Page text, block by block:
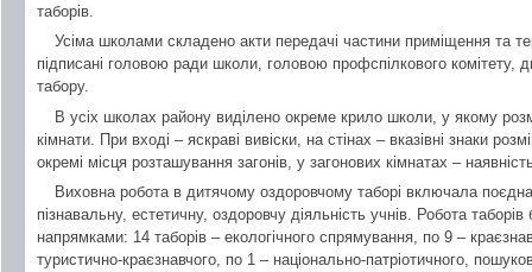
таборів.
Усіма школами складено акти передачі частини приміщення та
підписані головою ради школи, головою профспілкового комітету,
табору.
В усіх школах району виділено окреме крило школи, у якому
кімнати. При вході – яскраві вивіски, на стінах – вказівні знаки
окремі місця розташування загонів, у загонових кімнатах –
Виховна робота в дитячому оздоровчому таборі включала
пізнавальну, естетичну, оздоровчу діяльність учнів. Робота
напрямками: 14 таборів – екологічного спрямування, по 9 –
туристично-краєзнавчого, по 1 – національно-патріотичного,